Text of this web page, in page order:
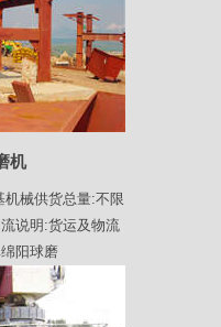
机
械供货总量:不限
说明:货运及物流
阳球磨